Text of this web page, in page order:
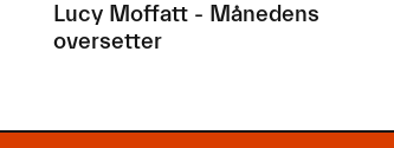
Lucy Moffatt - Månedens
oversetter